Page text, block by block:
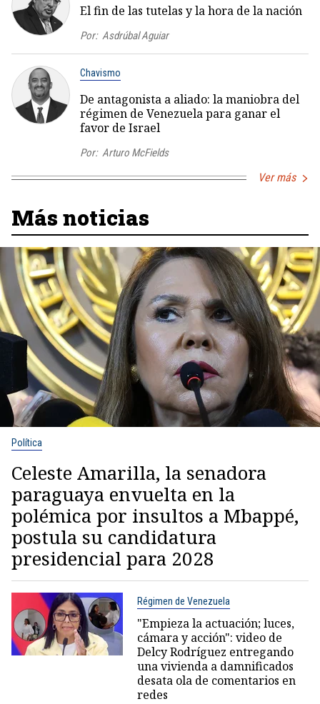
El fin de las tutelas y la hora de la nación
Por: Asdrúbal Aguiar
Chavismo
De antagonista a aliado: la maniobra del
régimen de Venezuela para ganar el
favor de Israel
Por: Arturo McFields
Ver más
Más noticias
Política
Celeste Amarilla, la senadora
paraguaya envuelta en la
polémica por insultos a Mbappé,
postula su candidatura
presidencial para 2028
Régimen de Venezuela
"Empieza la actuación; luces,
cámara y acción": video de
Delcy Rodríguez entregando
una vivienda a damnificados
desata ola de comentarios en
redes